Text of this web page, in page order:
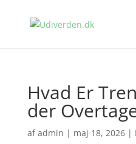
Hvad Er
der
afadmin | maj 18, 2026|